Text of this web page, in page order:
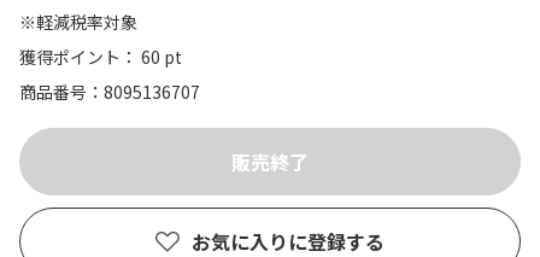
※軽減税率対象
獲得ポイント： 60 pt
商品番号
8095136707
お気に入りに登録する